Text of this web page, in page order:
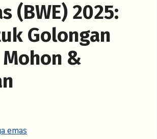
(BWE) 2025:
Golongan
Mohon &